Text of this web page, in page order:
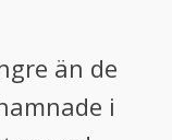
än de
i